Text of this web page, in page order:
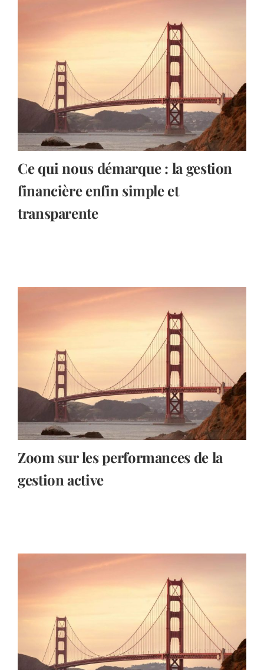
Ce qui nous démarque : la gestion
financière enfin simple et
transparente
Zoom sur les performances de la
gestion active